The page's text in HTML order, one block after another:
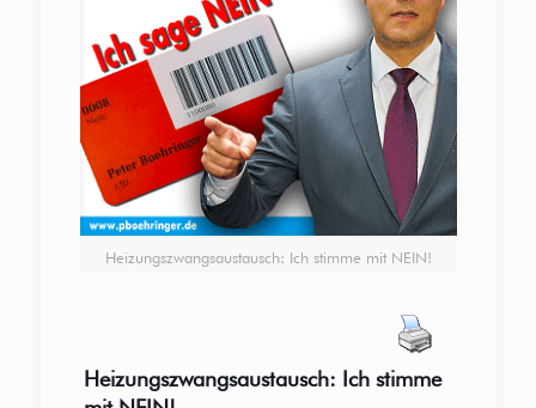
Heizungszwangsaustausch: Ich stimme mit NEIN!
Heizungszwangsaustausch: Ich stimme